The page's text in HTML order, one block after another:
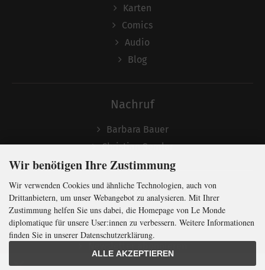
Karten
Comics
Audio
Blog
Nachruf
Barbara Bauer
Christian Semler
Folgen
Wir benötigen Ihre Zustimmung
Wir verwenden Cookies und ähnliche Technologien, auch von
Drittanbietern, um unser Webangebot zu analysieren. Mit Ihrer
Zustimmung helfen Sie uns dabei, die Homepage von Le Monde
diplomatique für unsere User:innen zu verbessern. Weitere Informationen
finden Sie in unserer Datenschutzerklärung.
ALLE AKZEPTIEREN